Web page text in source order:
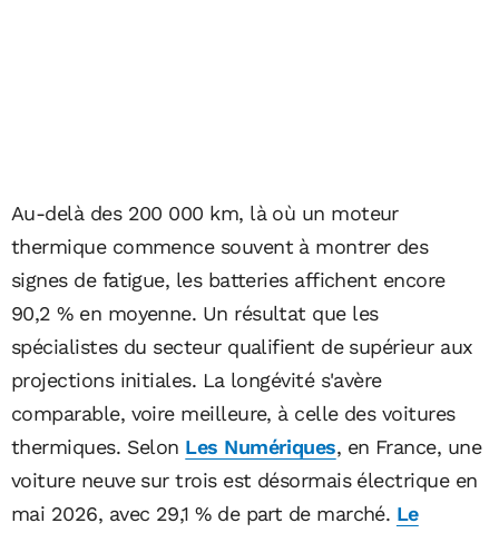
Au-delà des 200 000 km, là où un moteur
thermique commence souvent à montrer des
signes de fatigue, les batteries affichent encore
90,2 % en moyenne. Un résultat que les
spécialistes du secteur qualifient de supérieur aux
projections initiales. La longévité s'avère
comparable, voire meilleure, à celle des voitures
thermiques. Selon Les Numériques, en France, une
voiture neuve sur trois est désormais électrique en
mai 2026, avec 29,1 % de part de marché. Le